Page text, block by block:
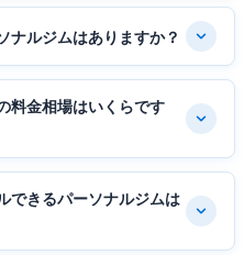
ナルジムはありますか？
料金相場はいくらです
できるパーソナルジムは